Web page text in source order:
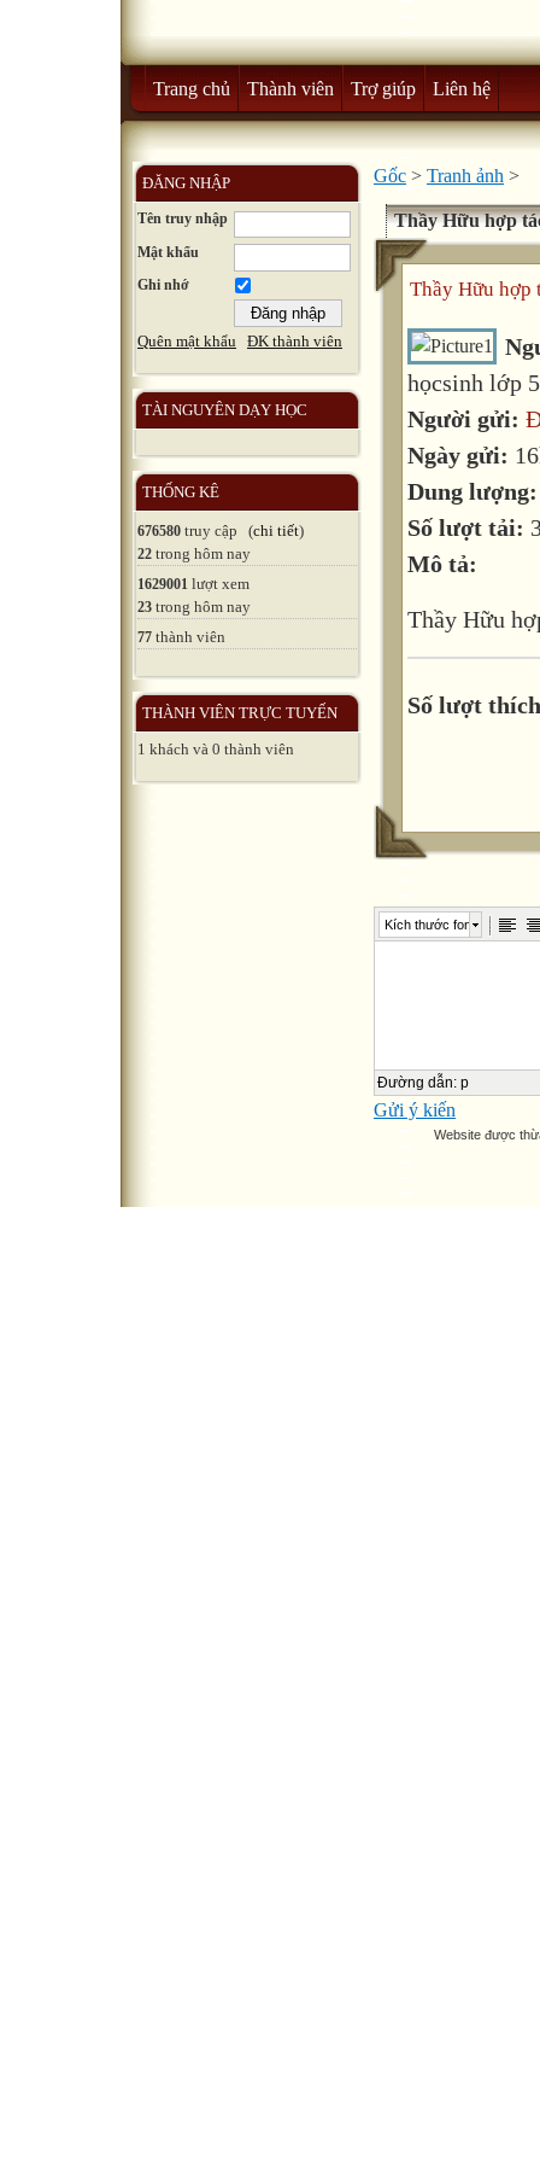
Trang chủ Thành viên Trợ giúp Liên hệ
ĐĂNG NHẬP
Tên truy nhập
Mật khẩu
Ghi nhớ
Quên mật khẩu ĐK thành viên
TÀI NGUYÊN DẠY HỌC
THỐNG KÊ
676580 truy cập (chi tiết)
22 trong hôm nay
1629001 lượt xem
23 trong hôm nay
77 thành viên
THÀNH VIÊN TRỰC TUYẾN
1 khách và 0 thành viên
Gốc > Tranh ảnh >
Thầy Hữu hợp
Thầy Hữu hợp
họcsinh lớp 5
Người gửi:
Ngày gửi:
Dung
Số lượt tải:
Mô tả:
Thầy Hữu
Số lượt
Kích thước font
Đường dẫn: p
Gửi ý kiến
Website được